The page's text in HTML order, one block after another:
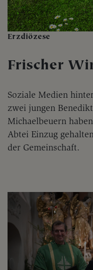
Erzdiözese
Frischer
Soziale Medien
zwei jungen
Michaelbeuern
Abtei Einzug
der Gemeinschaft.